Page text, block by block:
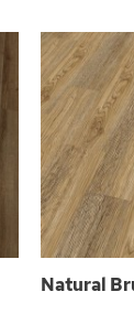
Natural